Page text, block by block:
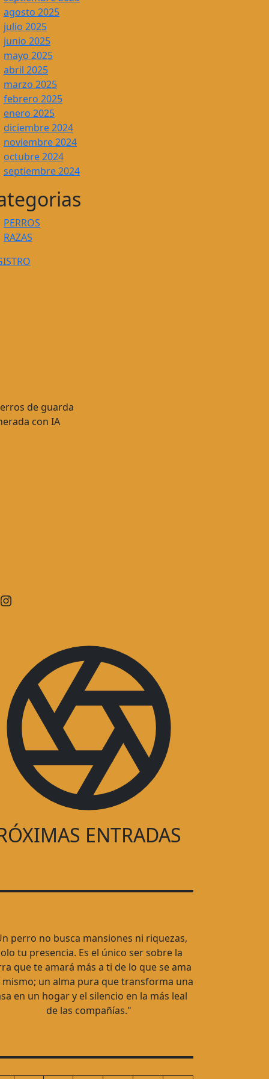
agosto 2025
julio 2025
junio 2025
mayo 2025
abril 2025
marzo 2025
febrero 2025
enero 2025
diciembre 2024
noviembre 2024
octubre 2024
septiembre 2024
PERROS
RAZAS
con IA
ENTRADAS
perro no busca mansiones ni riquezas,
tu presencia. Es el único ser sobre la
que te amará más a ti de lo que se ama
mismo; un alma pura que transforma una
en un hogar y el silencio en la más leal
de las compañías."